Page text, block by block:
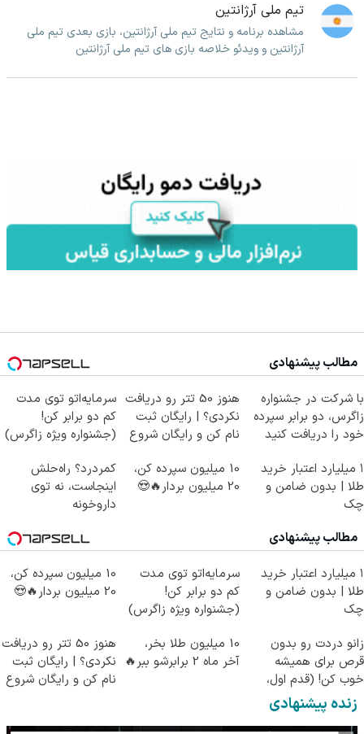
تیم ملی آرژانتین
مشاهده برنامه و نتایج تیم ملی آرژانتین، بازی بعدی تیم ملی
آرژانتین و ویدئو خلاصه بازی های تیم ملی آرژانتین
مطالب پیشنهادی
با شرکت در جشنواره
زاگرس، دو برابر سپرده
خود را دریافت کنید
هنوز 50 تتر رو دریافت
نکردی؟ | رایگان ثبت
نام کن و رایگان شروع
سرمایه‌اتو توی مدت
کم دو برابر کن!
(جشنواره ویژه زاگرس)
۱ میلیارد اعتبار خرید
طلا | بدون ضامن و
چک
10 میلیون سپرده کن،
20 میلیون بردار🔥😍
کمردرد؟ راه‌حلش
اینجاست، نه توی
داروخونه
مطالب پیشنهادی
۱ میلیارد اعتبار خرید
طلا | بدون ضامن و
چک
سرمایه‌اتو توی مدت
کم دو برابر کن!
(جشنواره ویژه زاگرس)
10 میلیون سپرده کن،
20 میلیون بردار🔥😍
زانو دردت رو بدون
قرص برای همیشه
خوب کن! (قدم اول،
پرسش‌نامه)
10 میلیون طلا بخر،
آخر ماه 2 برابرشو ببر🔥
هنوز 50 تتر رو دریافت
نکردی؟ | رایگان ثبت
نام کن و رایگان شروع
زنده پیشنهادی